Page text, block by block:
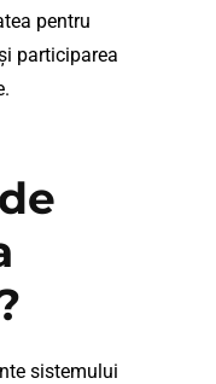
pentru
participarea
sistemului